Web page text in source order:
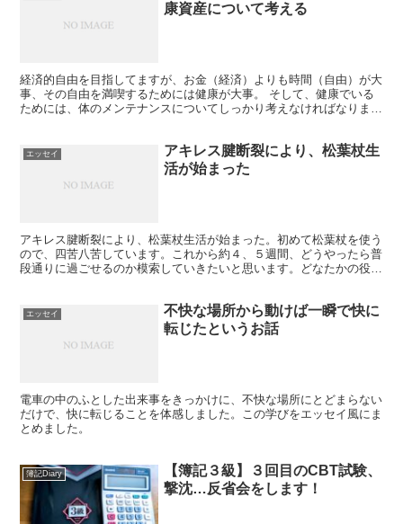
康資産について考える
経済的自由を目指してますが、お金（経済）よりも時間（自由）が大
事、その自由を満喫するためには健康が大事。 そして、健康でいる
ためには、体のメンテナンスについてしっかり考えなければなりませ
エッセイ
アキレス腱断裂により、松葉杖生
活が始まった
アキレス腱断裂により、松葉杖生活が始まった。初めて松葉杖を使う
ので、四苦八苦しています。これから約４、５週間、どうやったら普
段通りに過ごせるのか模索していきたいと思います。どなたかの役に
エッセイ
不快な場所から動けば一瞬で快に
転じたというお話
電車の中のふとした出来事をきっかけに、不快な場所にとどまらない
だけで、快に転じることを体感しました。この学びをエッセイ風にま
とめました。
簿記Diary
【簿記３級】３回目のCBT試験、
撃沈…反省会をします！